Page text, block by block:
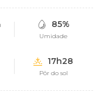
85%
Umidade
17h28
Pôr do sol